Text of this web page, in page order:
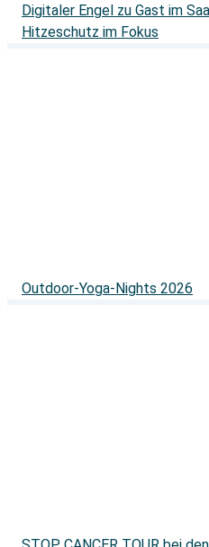
Digitaler Engel zu Gast im
Hitzeschutz im Fokus
Outdoor-Yoga-Nights 2026